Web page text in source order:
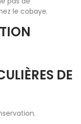
le cobaye.
DE